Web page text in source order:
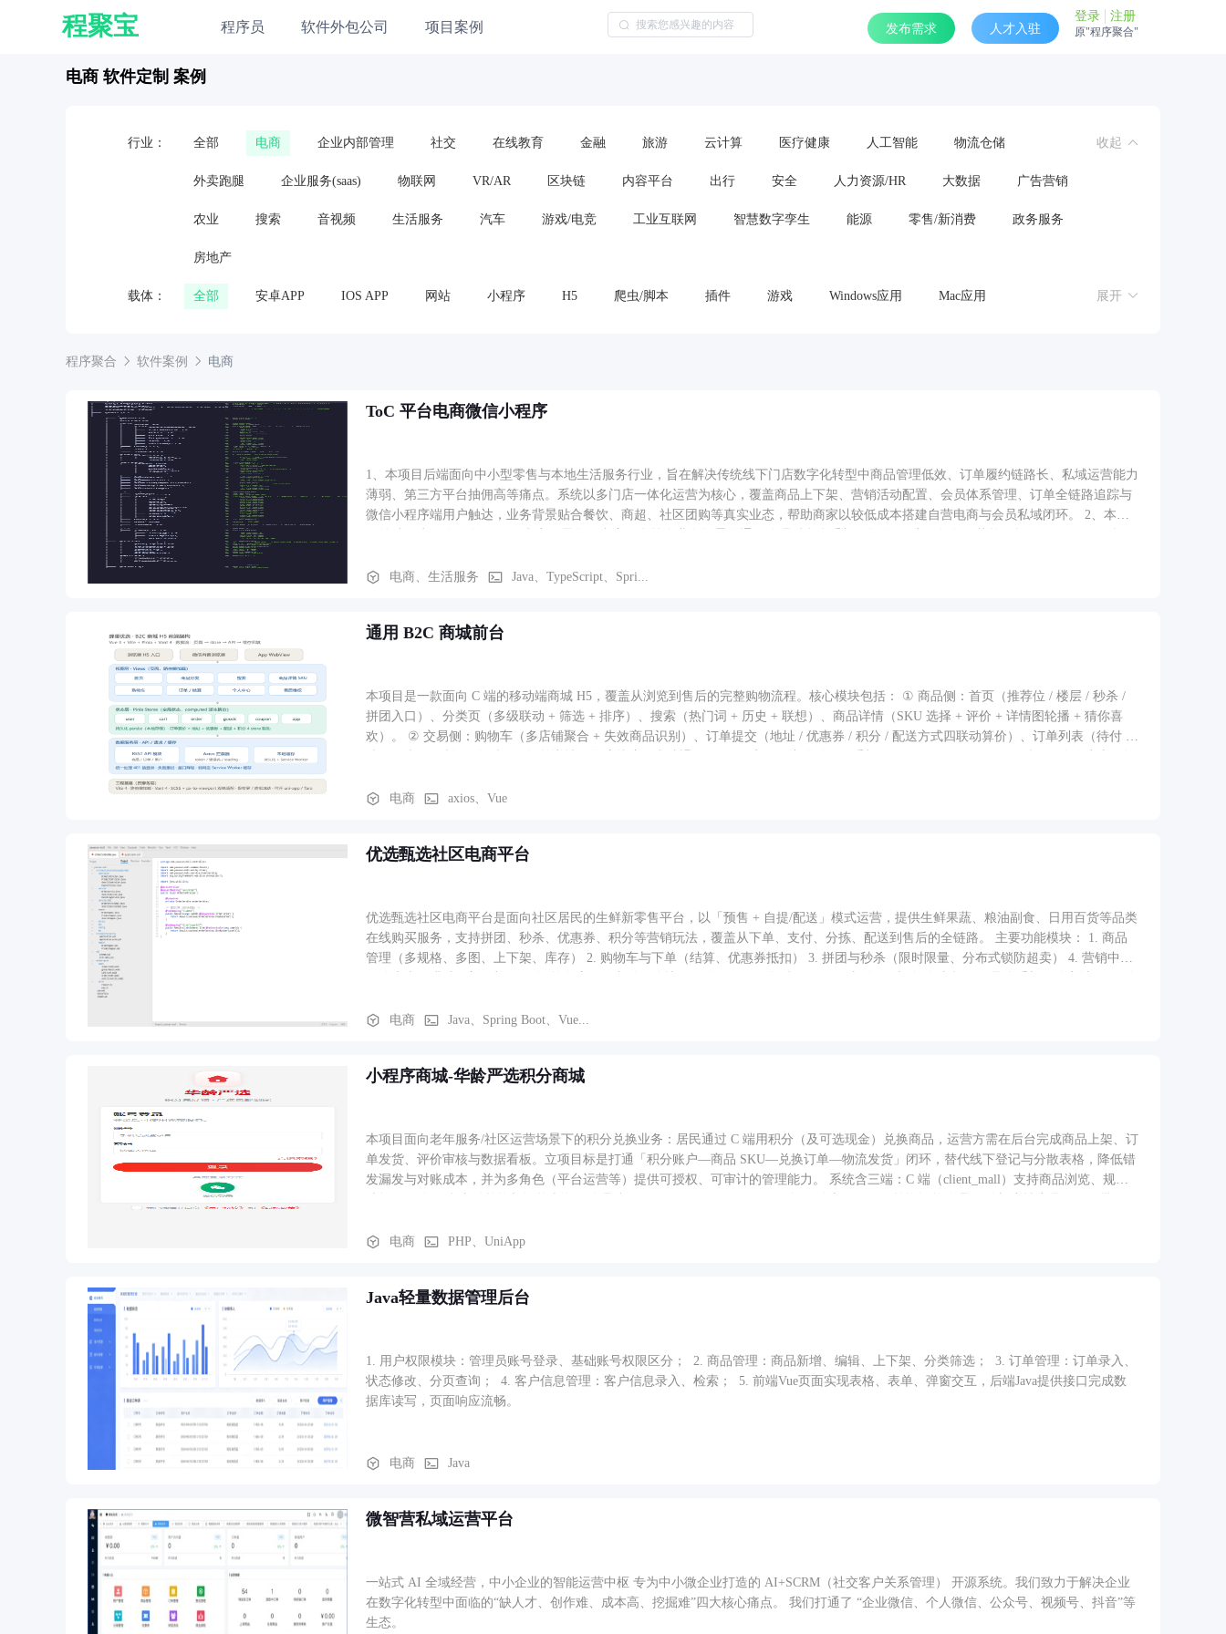
程聚宝 程序员 软件外包公司 项目案例 发布需求 人才入驻
登录 注册
原"程序聚合"
电商 软件定制 案例
行业： 全部 电商 企业内部管理 社交 在线教育 金融 旅游 云计算 医疗健康 人工智能 物流仓储
外卖跑腿 企业服务(saas) 物联网 VR/AR 区块链 内容平台 出行 安全 人力资源/HR 大数据 广告营销
农业 搜索 音视频 生活服务 汽车 游戏/电竞 工业互联网 智慧数字孪生 能源 零售/新消费 政务服务
房地产
收起
载体： 全部 安卓APP IOS APP 网站 小程序 H5 爬虫/脚本 插件 游戏 Windows应用 Mac应用 展开
程序聚合 软件案例 电商
ToC 平台电商微信小程序
1、本项目后端面向中小型零售与本地生活服务行业，旨在解决传统线下门店数字化转型中商品管理低效、订单履约链路长、私域运营能力
薄弱、第三方平台抽佣高等痛点。系统以多门店一体化运营为核心，覆盖商品上下架、营销活动配置、会员体系管理、订单全链路追踪与
微信小程序端用户触达，业务背景贴合餐饮、商超、社区团购等真实业态，帮助商家以较低成本搭建自营电商与会员私域闭环。 2、本项
接入商品、订单、营销、SKU、热词、轮播、分类等业务模块，快速搭建自有的运营管理系统。3、小程序覆盖电商核心购物闭环，包含
编辑/完成模式切换、全选结算、左滑删除及本地与后端数据同步；订单流程涵盖地址选择、优惠券自动推荐、库存预检、微信支付唤起及
电商、生活服务 Java、TypeScript、Spri...
通用 B2C 商城前台
本项目是一款面向 C 端的移动端商城 H5，覆盖从浏览到售后的完整购物流程。核心模块包括： ① 商品侧：首页（推荐位 / 楼层 / 秒杀 /
拼团入口）、分类页（多级联动 + 筛选 + 排序）、搜索（热门词 + 历史 + 联想）、商品详情（SKU 选择 + 评价 + 详情图轮播 + 猜你喜
欢）。 ② 交易侧：购物车（多店铺聚合 + 失效商品识别）、订单提交（地址 / 优惠券 / 积分 / 配送方式四联动算价）、订单列表（待付 /
中心、客服 IM。 整套设计对齐大厂主流电商 App 体验，强调首屏加载速度（路由懒加载 + 骨架屏 + 图片懒加载 + 资源预加载）与离线可
电商 axios、Vue
优选甄选社区电商平台
优选甄选社区电商平台是面向社区居民的生鲜新零售平台，以「预售 + 自提/配送」模式运营，提供生鲜果蔬、粮油副食、日用百货等品类
在线购买服务，支持拼团、秒杀、优惠券、积分等营销玩法，覆盖从下单、支付、分拣、配送到售后的全链路。 主要功能模块： 1. 商品
管理（多规格、多图、上下架、库存） 2. 购物车与下单（结算、优惠券抵扣） 3. 拼团与秒杀（限时限量、分布式锁防超卖） 4. 营销中心
电商
Java、Spring Boot、Vue...
小程序商城-华龄严选积分商城
本项目面向老年服务/社区运营场景下的积分兑换业务：居民通过 C 端用积分（及可选现金）兑换商品，运营方需在后台完成商品上架、订
单发货、评价审核与数据看板。立项目标是打通「积分账户—商品 SKU—兑换订单—物流发货」闭环，替代线下登记与分散表格，降低错
发漏发与对账成本，并为多角色（平台运营等）提供可授权、可审计的管理能力。 系统含三端：C 端（client_mall）支持商品浏览、规格
名）、数据范围与插件化积分商城包（points_mall）。另含系统配置、菜单权限、数据修订恢复等运营支撑能力。
电商 PHP、UniApp
Java轻量数据管理后台
1. 用户权限模块：管理员账号登录、基础账号权限区分； ​ 2. 商品管理：商品新增、编辑、上下架、分类筛选； ​ 3. 订单管理：订单录入、
状态修改、分页查询； ​ 4. 客户信息管理：客户信息录入、检索； ​ 5. 前端Vue页面实现表格、表单、弹窗交互，后端Java提供接口完成数
据库读写，页面响应流畅。
电商 Java
微智营私域运营平台
一站式 AI 全域经营，中小企业的智能运营中枢 专为中小微企业打造的 AI+SCRM（社交客户关系管理） 开源系统。我们致力于解决企业
在数字化转型中面临的“缺人才、创作难、成本高、挖掘难”四大核心痛点。 我们打通了 “企业微信、个人微信、公众号、视频号、抖音”等
生态。